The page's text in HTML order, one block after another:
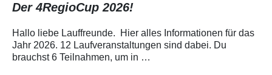
Der 4RegioCup 2026!
Hallo liebe Lauffreunde. Hier alles Informationen für das
Jahr 2026. 12 Laufveranstaltungen sind dabei. Du
brauchst 6 Teilnahmen, um in …